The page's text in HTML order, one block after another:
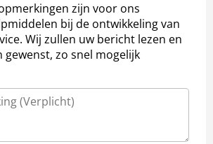
zijn voor ons
bij de ontwikkeling van
Wij zullen uw bericht lezen en
gewenst, zo snel mogelijk